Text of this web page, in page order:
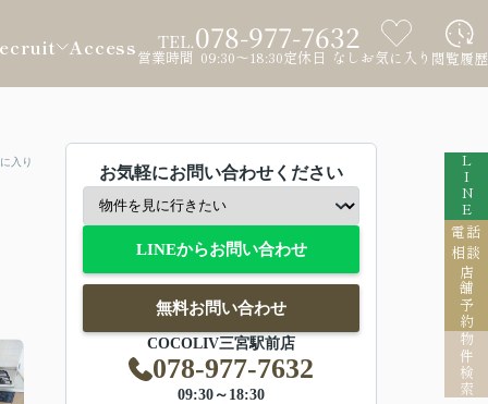
Access TEL.078-977-7632
営業時間 09:30～18:30定休日 なし お気に入り 閲覧履歴
LINE
電話
相談
店舗予約
物件検索
入り
お気軽にお問い合わせください
LINEからお問い合わせ
無料お問い合わせ
COCOLIV三宮駅前店
078-977-7632
09:30～18:30